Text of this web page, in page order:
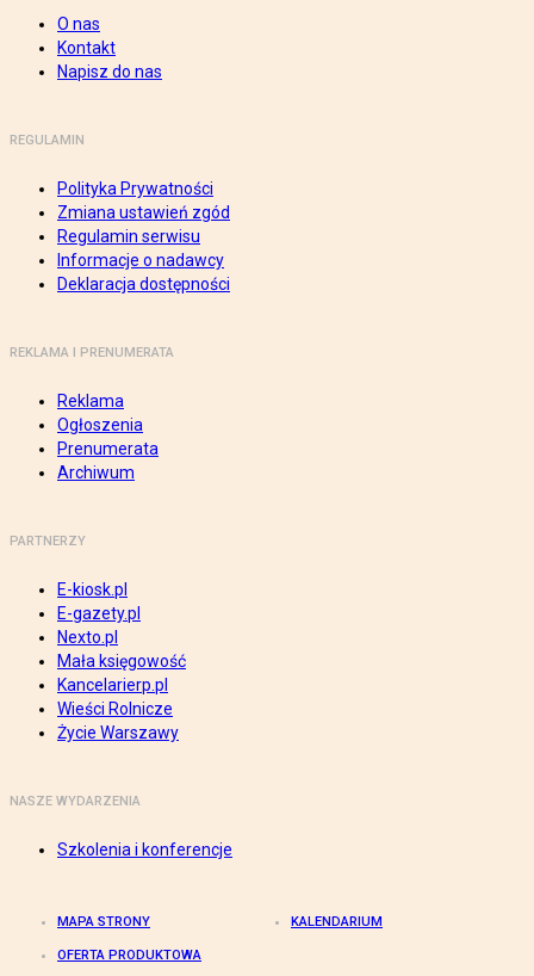
O nas
Kontakt
Napisz do nas
REGULAMIN
Polityka Prywatności
Zmiana ustawień zgód
Regulamin serwisu
Informacje o nadawcy
Deklaracja dostępności
REKLAMA I PRENUMERATA
Reklama
Ogłoszenia
Prenumerata
Archiwum
PARTNERZY
E-kiosk.pl
E-gazety.pl
Nexto.pl
Mała księgowość
Kancelarierp.pl
Wieści Rolnicze
Życie Warszawy
NASZE WYDARZENIA
Szkolenia i konferencje
MAPA STRONY KALENDARIUM
OFERTA PRODUKTOWA